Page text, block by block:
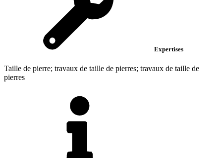
Expertises
Taille de pierre; travaux de taille de pierres; travaux de taille de
pierres